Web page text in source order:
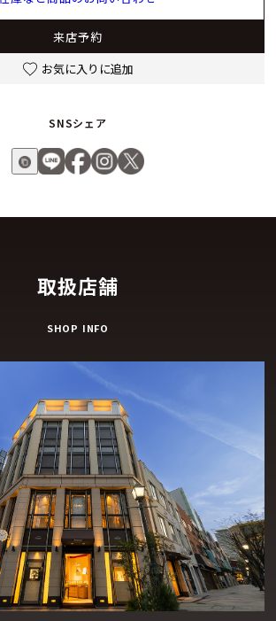
、長く愛用できる完成度の高いモデル。デ
性、そのすべてを求める方にふさわしい一
来店予約
お気に入りに追加
SNSシェア
取扱店舗
SHOP INFO